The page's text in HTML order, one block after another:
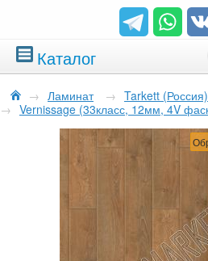
Каталог
→ Ламинат → Tarkett (Россия)
→ Vernissage (33класс, 12мм, 4V